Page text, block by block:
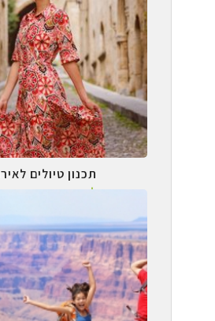
תכנון טיולים
טיול עצמאי